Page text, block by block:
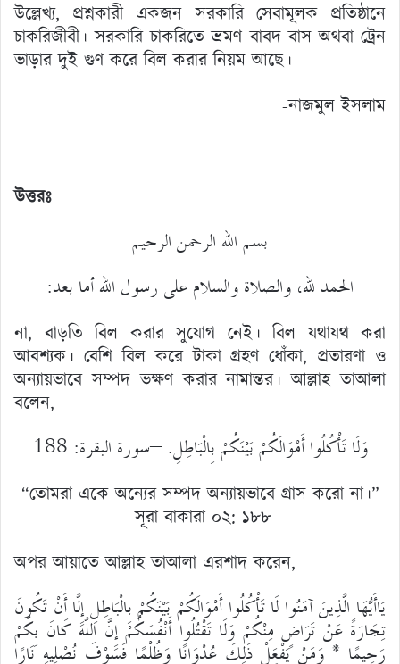
উল্লেখ্য, প্রশ্নকারী একজন সরকারি সেবামূলক প্রতিষ্ঠানে
চাকরিজীবী। সরকারি চাকরিতে ভ্রমণ বাবদ বাস অথবা ট্রেন
ভাড়ার দুই গুণ করে বিল করার নিয়ম আছে।
-নাজমুল ইসলাম
উত্তরঃ
بسم الله الرحمن الرحيم
الحمد لله، والصلاة والسلام على رسول الله أما بعد:
না, বাড়তি বিল করার সুযোগ নেই। বিল যথাযথ করা
আবশ্যক। বেশি বিল করে টাকা গ্রহণ ধোঁকা, প্রতারণা ও
অন্যায়ভাবে সম্পদ ভক্ষণ করার নামান্তর। আল্লাহ তাআলা
বলেন,
وَلَا تَأْكُلُوا أَمْوَالَكُمْ بَيْنَكُمْ بِالْبَاطِلِ. –سورة البقرة: 188
“তোমরা একে অন্যের সম্পদ অন্যায়ভাবে গ্রাস করো না।”
-সূরা বাকারা ০২: ১৮৮
অপর আয়াতে আল্লাহ তাআলা এরশাদ করেন,
يَاأَيُّهَا الَّذِينَ آمَنُوا لَا تَأْكُلُوا أَمْوَالَكُمْ بَيْنَكُمْ بِالْبَاطِلِ إِلَّا أَنْ تَكُونَ
تِجَارَةً عَنْ تَرَاضٍ مِنْكُمْ وَلَا تَقْتُلُوا أَنْفُسَكُمْ إِنَّ اللَّهَ كَانَ بِكُمْ
رَحِيمًا * وَمَنْ يَفْعَلْ ذَلِكَ عُدْوَانًا وَظُلْمًا فَسَوْفَ نُصْلِيهِ نَارًا